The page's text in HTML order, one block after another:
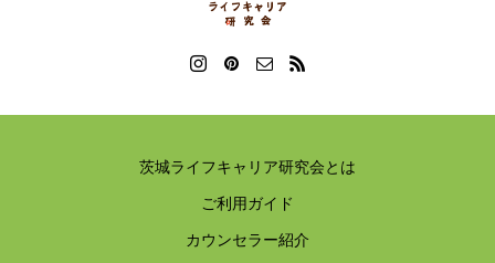
茨城ライフキャリア研究会とは
ご利用ガイド
カウンセラー紹介